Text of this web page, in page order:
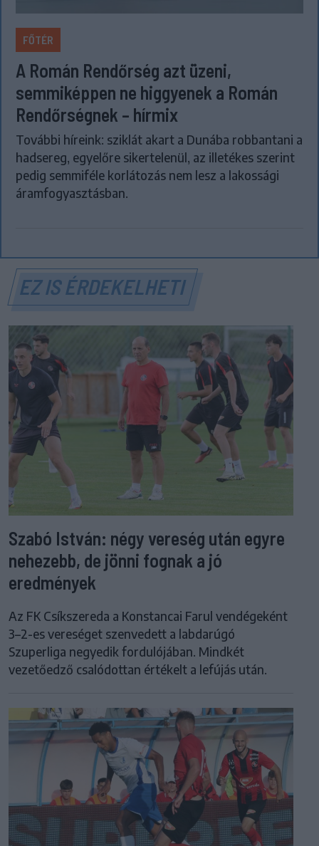
FŐTÉR
A Román Rendőrség azt üzeni,
semmiképpen ne higgyenek a Román
Rendőrségnek – hírmix
További híreink: sziklát akart a Dunába robbantani a
hadsereg, egyelőre sikertelenül, az illetékes szerint
pedig semmiféle korlátozás nem lesz a lakossági
áramfogyasztásban.
EZ IS ÉRDEKELHETI
Szabó István: négy vereség után egyre
nehezebb, de jönni fognak a jó
eredmények
Az FK Csíkszereda a Konstancai Farul vendégeként
3–2-es vereséget szenvedett a labdarúgó
Szuperliga negyedik fordulójában. Mindkét
vezetőedző csalódottan értékelt a lefújás után.